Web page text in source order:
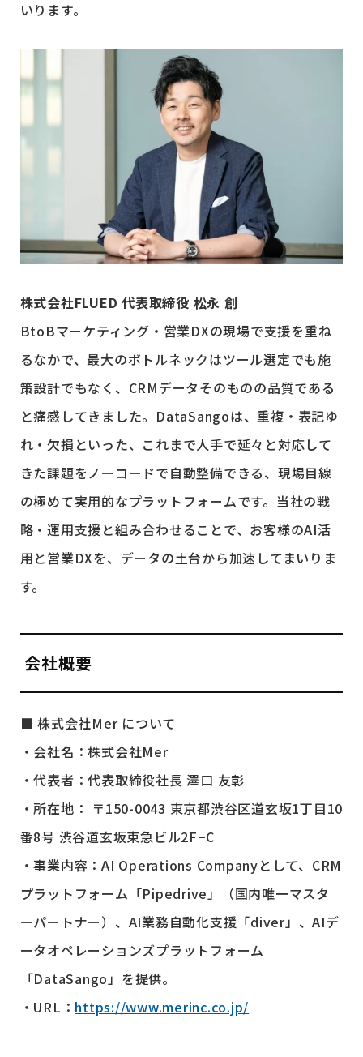
いります。
株式会社FLUED 代表取締役 松永 創
BtoBマーケティング・営業DXの現場で支援を重ね
るなかで、最大のボトルネックはツール選定でも施
策設計でもなく、CRMデータそのものの品質である
と痛感してきました。DataSangoは、重複・表記ゆ
れ・欠損といった、これまで人手で延々と対応して
きた課題をノーコードで自動整備できる、現場目線
の極めて実用的なプラットフォームです。当社の戦
略・運用支援と組み合わせることで、お客様のAI活
用と営業DXを、データの土台から加速してまいりま
す。
会社概要
■ 株式会社Mer について
・会社名：株式会社Mer
・代表者：代表取締役社長 澤口 友彰
・所在地： 〒150-0043 東京都渋谷区道玄坂1丁目10
番8号 渋谷道玄坂東急ビル2F−C
・事業内容：AI Operations Companyとして、CRM
プラットフォーム「Pipedrive」（国内唯一マスタ
ーパートナー）、AI業務自動化支援「diver」、AIデ
ータオペレーションズプラットフォーム
「DataSango」を提供。
・URL： https://www.merinc.co.jp/